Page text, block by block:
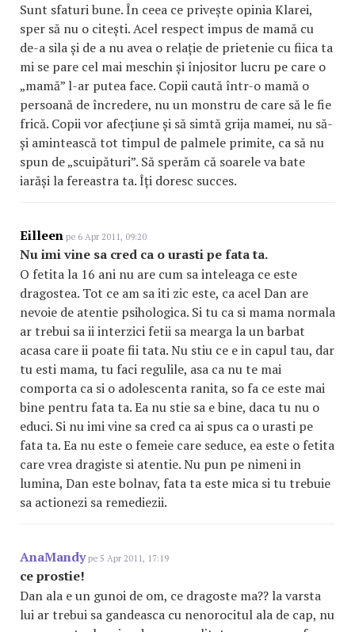
Sunt sfaturi bune. În ceea ce privește opinia Klarei,
sper să nu o citești. Acel respect impus de mamă cu
de-a sila și de a nu avea o relație de prietenie cu fiica ta
mi se pare cel mai meschin și înjositor lucru pe care o
„mamă” l-ar putea face. Copii caută într-o mamă o
persoană de încredere, nu un monstru de care să le fie
frică. Copii vor afecțiune și să simtă grija mamei, nu să-
și amintească tot timpul de palmele primite, ca să nu
spun de „scuipături”. Să sperăm că soarele va bate
iarăși la fereastra ta. Îți doresc succes.
Eilleen pe 6 Apr 2011, 09:20
Nu imi vine sa cred ca o urasti pe fata ta.
O fetita la 16 ani nu are cum sa inteleaga ce este
dragostea. Tot ce am sa iti zic este, ca acel Dan are
nevoie de atentie psihologica. Si tu ca si mama normala
ar trebui sa ii interzici fetii sa mearga la un barbat
acasa care ii poate fii tata. Nu stiu ce e in capul tau, dar
tu esti mama, tu faci regulile, asa ca nu te mai
comporta ca si o adolescenta ranita, so fa ce este mai
bine pentru fata ta. Ea nu stie sa e bine, daca tu nu o
educi. Si nu imi vine sa cred ca ai spus ca o urasti pe
fata ta. Ea nu este o femeie care seduce, ea este o fetita
care vrea dragiste si atentie. Nu pun pe nimeni in
lumina, Dan este bolnav, fata ta este mica si tu trebuie
sa actionezi sa remediezii.
AnaMandype 5 Apr 2011, 17:19
ce prostie!
Dan ala e un gunoi de om, ce dragoste ma?? la varsta
lui ar trebui sa gandeasca cu nenorocitul ala de cap, nu